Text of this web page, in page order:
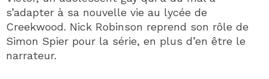
s’adapter à sa nouvelle vie au lycée de
Creekwood. Nick Robinson reprend son rôle de
Simon Spier pour la série, en plus d’en être le
narrateur.